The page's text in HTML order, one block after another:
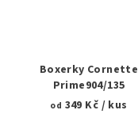
Boxerky Cornette
Prime904/135
od 349 Kč / kus